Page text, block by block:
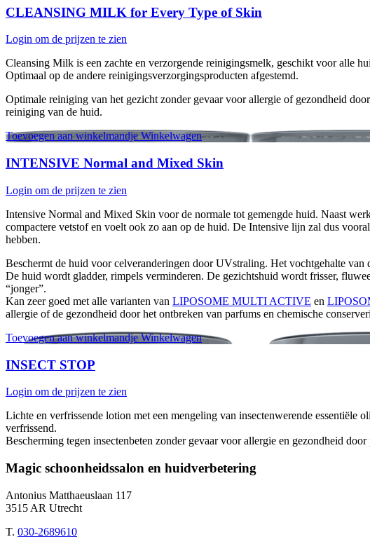
CLEANSING MILK for Every Type of Skin
Login om de prijzen te zien
Cleansing Milk is een zachte en verzorgende reinigingsmelk, geschikt voor alle
Optimaal op de andere reinigingsverzorgingsproducten afgestemd.
Optimale reiniging van het gezicht zonder gevaar voor allergie of gezondheid
reiniging van de huid.
Toevoegen aan winkelmandjeWinkelwagen
INTENSIVE Normal and Mixed Skin
Login om de prijzen te zien
Intensive Normal and Mixed Skin voor de normale tot gemengde huid. Naast
compactere vetstof en voelt ook zo aan op de huid. De Intensive lijn zal dus
hebben.
Beschermt de huid voor celveranderingen door UVstraling. Het vochtgehalte van
De huid wordt gladder, rimpels verminderen. De gezichtshuid wordt frisser,
“jonger”.
Kan zeer goed met alle varianten van LIPOSOME MULTI ACTIVE en
allergie of de gezondheid door het ontbreken van parfums en chemische
Toevoegen aan winkelmandjeWinkelwagen
INSECT STOP
Login om de prijzen te zien
Lichte en verfrissende lotion met een mengeling van insectenwerende essentiële
verfrissend.
Bescherming tegen insectenbeten zonder gevaar voor allergie en gezondheid
Magic schoonheidssalon en huidverbetering
Antonius Matthaeuslaan 117
3515 AR Utrecht
T. 030-2689610